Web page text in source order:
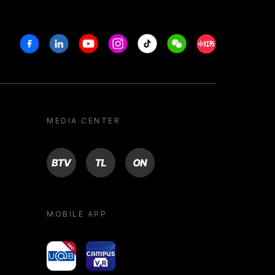
FacebookLinkedinYoutubeInstagram
Tiktok WeechatXiaohongshu/
MEDIA CENTER
BTV TL ON
MOBILE APP
yoU@B Campus VR